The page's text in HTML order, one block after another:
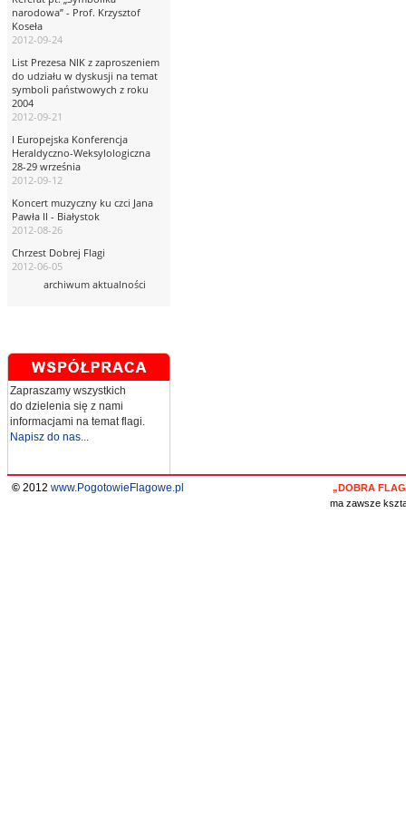
narodowa” - Prof. Krzysztof
Koseła
2012-09-24
List Prezesa NIK z zaproszeniem
do udziału w dyskusji na temat
symboli państwowych z roku
2004
2012-09-21
I Europejska Konferencja
Heraldyczno-Weksylologiczna
28-29 września
2012-09-12
Koncert muzyczny ku czci Jana
Pawła II - Białystok
2012-08-26
Chrzest Dobrej Flagi
2012-06-05
archiwum aktualności
Zapraszamy wszystkich
do dzielenia się z nami
informacjami na temat flagi.
Napisz do nas...
© 2012 www.PogotowieFlagowe.pl
„DOBRA
ma zawsze